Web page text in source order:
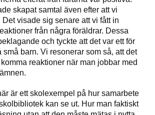
skapat samtal även efter att vi
visade sig senare att vi fått in
från några föräldrar. Dessa
och tyckte att det var ett för
små barn. Vi resonerar som så, att det
reaktioner när man jobbar med
är ett skolexempel på hur samarbete
kan se ut. Hur man faktiskt